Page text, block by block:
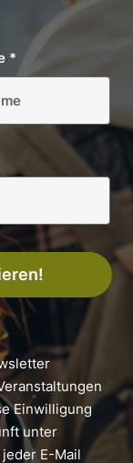
*
Einwilligung
unter
E-Mail